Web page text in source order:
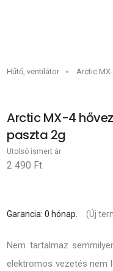
Hűtő, ventilátor Arctic
Arctic MX-4
paszta 2g
Utolsó ismert ár:
2 490 Ft
Garancia: 0 hónap. (Új
Nem tartalmaz
elektromos vezetés nem